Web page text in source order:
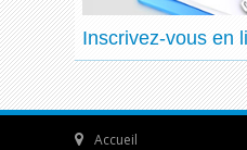
Inscrivez-vous en
Accueil